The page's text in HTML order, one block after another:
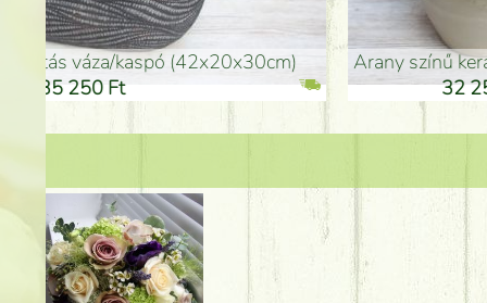
arany színű kerámia váza (40x26cm)
hosszú arany színű
46